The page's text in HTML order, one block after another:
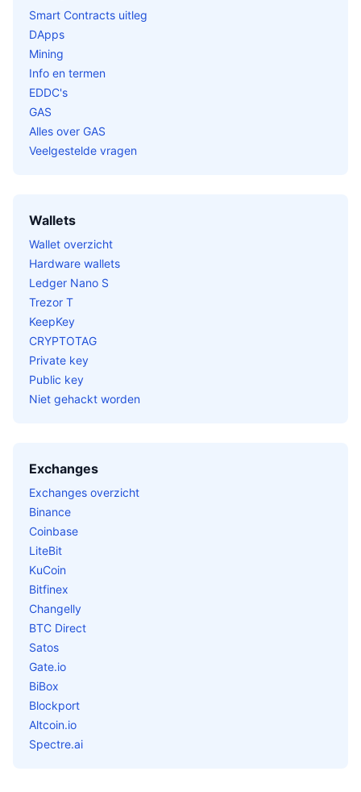
Smart Contracts uitleg
DApps
Mining
Info en termen
EDDC's
GAS
Alles over GAS
Veelgestelde vragen
Wallets
Wallet overzicht
Hardware wallets
Ledger Nano S
Trezor T
KeepKey
CRYPTOTAG
Private key
Public key
Niet gehackt worden
Exchanges
Exchanges overzicht
Binance
Coinbase
LiteBit
KuCoin
Bitfinex
Changelly
BTC Direct
Satos
Gate.io
BiBox
Blockport
Altcoin.io
Spectre.ai